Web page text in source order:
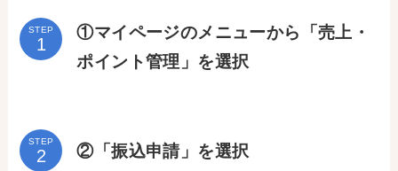
STEP
①マイページのメニューから「売上・
ポイント管理」を選択
STEP
②「振込申請」を選択